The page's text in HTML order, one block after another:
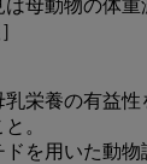
母動物の体
栄養の有益
。
を用いた動物